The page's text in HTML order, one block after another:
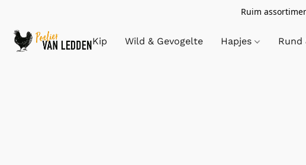
Ruim
Kip Wild & Gevogelte Hapjes Rund